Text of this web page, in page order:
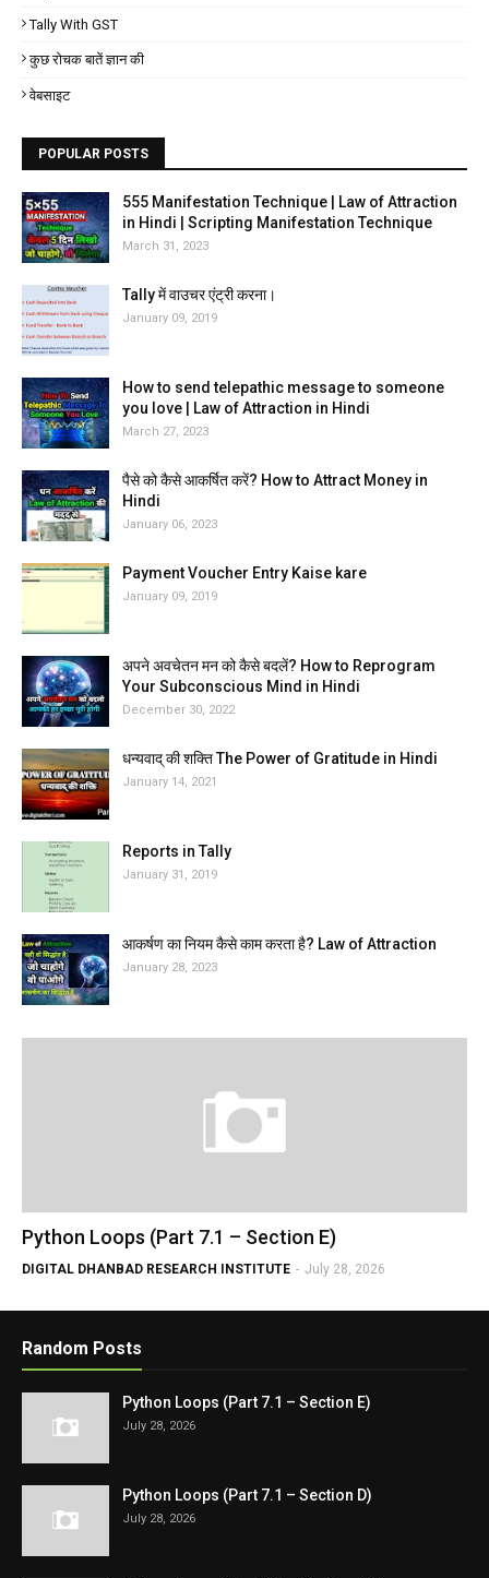
Tally With GST
कुछ रोचक बातें ज्ञान की
वेबसाइट
POPULAR POSTS
555 Manifestation Technique | Law of Attraction
in Hindi | Scripting Manifestation Technique
March 31, 2023
Tally में वाउचर एंट्री करना।
January 09, 2019
How to send telepathic message to someone
you love | Law of Attraction in Hindi
March 27, 2023
पैसे को कैसे आकर्षित करें? How to Attract Money in
Hindi
January 06, 2023
Payment Voucher Entry Kaise kare
January 09, 2019
अपने अवचेतन मन को कैसे बदलें? How to Reprogram
Your Subconscious Mind in Hindi
December 30, 2022
धन्यवाद् की शक्ति The Power of Gratitude in Hindi
January 14, 2021
Reports in Tally
January 31, 2019
आकर्षण का नियम कैसे काम करता है? Law of Attraction
January 28, 2023
Python Loops (Part 7.1 – Section E)
DIGITAL DHANBAD RESEARCH INSTITUTE - July 28, 2026
Random Posts
Python Loops (Part 7.1 – Section E)
July 28, 2026
Python Loops (Part 7.1 – Section D)
July 28, 2026